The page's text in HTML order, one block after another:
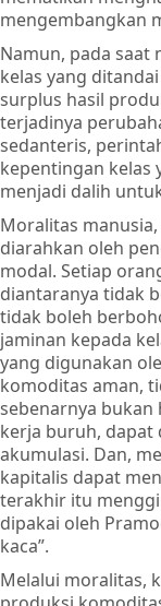
mengembangkan
Namun, pada saat
kelas yang
surplus hasil
terjadinya
sedanteris,
kepentingan kelas
menjadi dalih
Moralitas
diarahkan oleh
modal. Setiap
diantaranya tidak
tidak boleh
jaminan kepada
yang digunakan
komoditas aman,
sebenarnya bukan
kerja buruh, dapat
akumulasi. Dan,
kapitalis dapat
terakhir itu
dipakai oleh
kaca”.
Melalui moralitas,